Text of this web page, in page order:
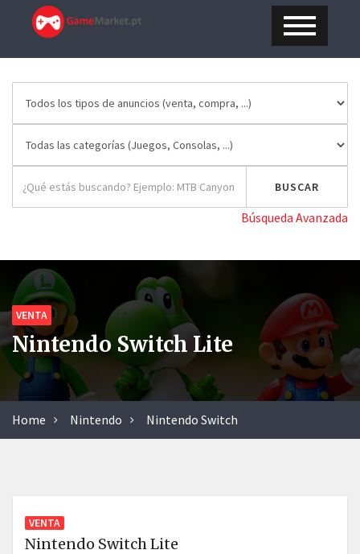
Búsqueda Avanzada
VENTA
Nintendo Switch Lite
Home Nintendo Nintendo Switch
VENTA
Nintendo Switch Lite